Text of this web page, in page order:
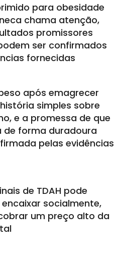
para obesidade
chama atenção,
promissores
ser confirmados
fornecidas
após emagrecer
simples sobre
e a promessa de que
de forma duradoura
pelas evidências
de TDAH pode
socialmente,
um preço alto da